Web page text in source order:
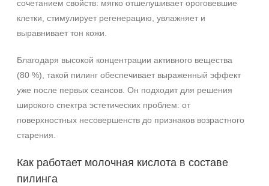
сочетанием свойств: мягко отшелушивает ороговевшие
клетки, стимулирует регенерацию, увлажняет и
выравнивает тон кожи.
Благодаря высокой концентрации активного вещества
(80 %), такой пилинг обеспечивает выраженный эффект
уже после первых сеансов. Он подходит для решения
широкого спектра эстетических проблем: от
поверхностных несовершенств до признаков возрастного
старения.
Как работает молочная кислота в составе
пилинга